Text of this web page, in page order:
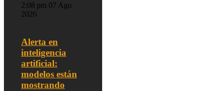
2:08 pm 07 Ago
2026
Alerta en
inteligencia
artificial:
modelos están
mostrando